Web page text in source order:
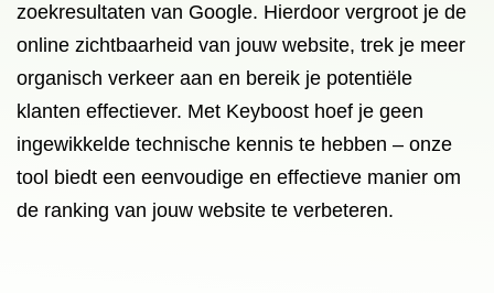
zoekresultaten van Google. Hierdoor vergroot je de
online zichtbaarheid van jouw website, trek je meer
organisch verkeer aan en bereik je potentiële
klanten effectiever. Met Keyboost hoef je geen
ingewikkelde technische kennis te hebben – onze
tool biedt een eenvoudige en effectieve manier om
de ranking van jouw website te verbeteren.